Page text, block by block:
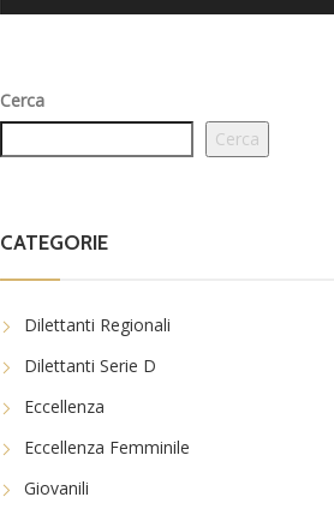
Cerca
Cerca
CATEGORIE
Dilettanti Regionali
Dilettanti Serie D
Eccellenza
Eccellenza Femminile
Giovanili